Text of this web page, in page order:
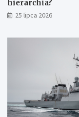
hierarchia?
25 lipca 2026